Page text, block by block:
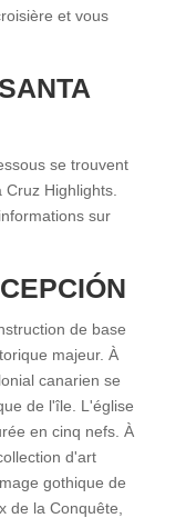
et vous
se trouvent
Highlights.
sur
de base
majeur. À
canarien se
de l'île. L'église
en cinq nefs. À
d'art
gothique de
de la Conquête,